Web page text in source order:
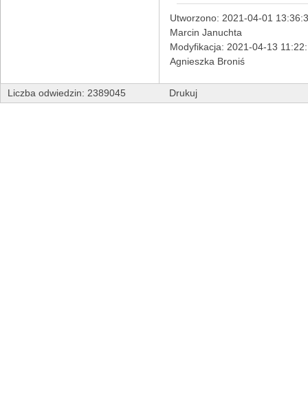
Utworzono: 2021-04-01
Marcin Januchta
Modyfikacja: 2021-04-13
Agnieszka Broniś
Liczba odwiedzin: 2389045 Drukuj